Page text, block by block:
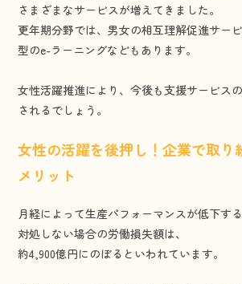
さまざまなサービスが増えてきました。
更年期分野では、男女の相互理解促進サー
型のe-ラーニングなどもあります。
女性活躍推進により、今後も支援サービス
されるでしょう。
女性の活躍を後押し！企業で取り
メリット
月経によって生産パフォーマンスが低下す
対処しない場合の労働損失額は、
約4,900億円にのぼるといわれています。